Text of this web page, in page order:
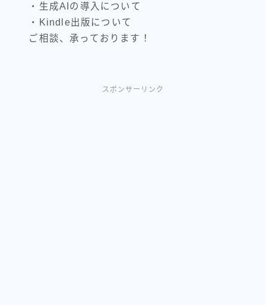
・生成AIの導入について
・Kindle出版について
ご相談、承っております！
スポンサーリンク